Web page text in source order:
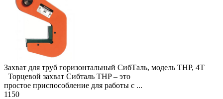
Захват для труб горизонтальный СибТаль, модель ТНР, 4Т
Торцевой захват Сибталь THP – это
простое приспособление для работы с ...
1150